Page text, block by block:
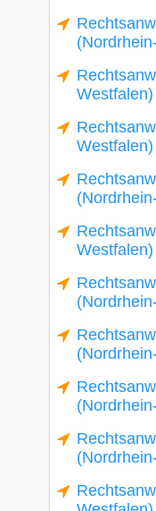
Westfalen)
Westfalen)
Westfalen)